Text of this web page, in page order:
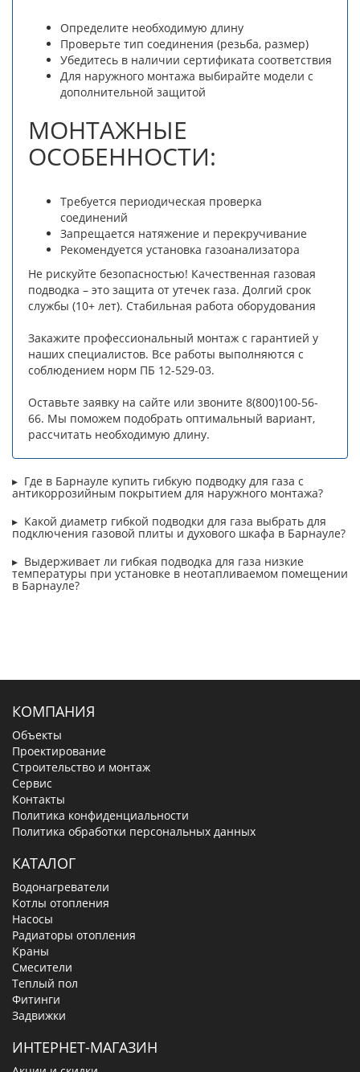
Определите необходимую длину
Проверьте тип соединения (резьба, размер)
Убедитесь в наличии сертификата соответствия
Для наружного монтажа выбирайте модели с
дополнительной защитой
МОНТАЖНЫЕ
ОСОБЕННОСТИ:
Требуется периодическая проверка
соединений
Запрещается натяжение и перекручивание
Рекомендуется установка газоанализатора
Не рискуйте безопасностью! Качественная газовая
подводка – это защита от утечек газа. Долгий срок
службы (10+ лет). Стабильная работа оборудования
Закажите профессиональный монтаж с гарантией у
наших специалистов. Все работы выполняются с
соблюдением норм ПБ 12-529-03.
Оставьте заявку на сайте или звоните 8(800)100-56-
66. Мы поможем подобрать оптимальный вариант,
рассчитать необходимую длину.
Где в Барнауле купить гибкую подводку для газа с
антикоррозийным покрытием для наружного монтажа?
Какой диаметр гибкой подводки для газа выбрать для
подключения газовой плиты и духового шкафа в Барнауле?
Выдерживает ли гибкая подводка для газа низкие
температуры при установке в неотапливаемом помещении
в Барнауле?
КОМПАНИЯ
Объекты
Проектирование
Строительство и монтаж
Сервис
Контакты
Политика конфиденциальности
Политика обработки персональных данных
КАТАЛОГ
Водонагреватели
Котлы отопления
Насосы
Радиаторы отопления
Краны
Смесители
Теплый пол
Фитинги
Задвижки
ИНТЕРНЕТ-МАГАЗИН